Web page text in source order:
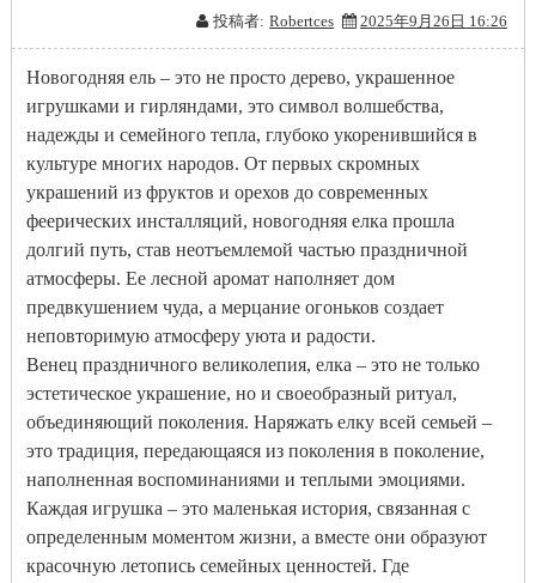
投稿者: Robertces 2025年9月26日 16:26
Новогодняя ель – это не просто дерево, украшенное
игрушками и гирляндами, это символ волшебства,
надежды и семейного тепла, глубоко укоренившийся в
культуре многих народов. От первых скромных
украшений из фруктов и орехов до современных
феерических инсталляций, новогодняя елка прошла
долгий путь, став неотъемлемой частью праздничной
атмосферы. Ее лесной аромат наполняет дом
предвкушением чуда, а мерцание огоньков создает
неповторимую атмосферу уюта и радости.
Венец праздничного великолепия, елка – это не только
эстетическое украшение, но и своеобразный ритуал,
объединяющий поколения. Наряжать елку всей семьей –
это традиция, передающаяся из поколения в поколение,
наполненная воспоминаниями и теплыми эмоциями.
Каждая игрушка – это маленькая история, связанная с
определенным моментом жизни, а вместе они образуют
красочную летопись семейных ценностей. Где